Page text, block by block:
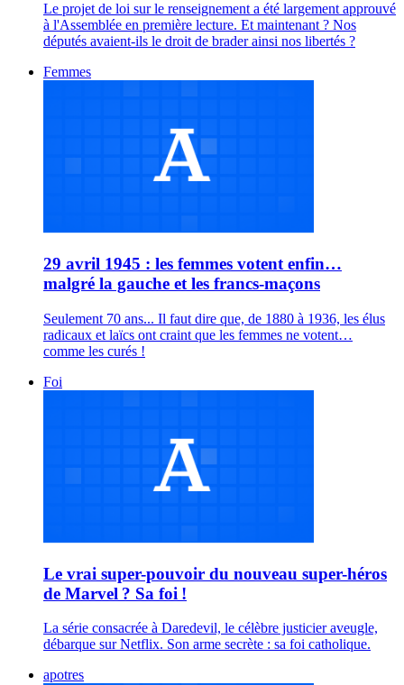
Le projet de loi sur le renseignement a été largement approuvé
à l'Assemblée en première lecture. Et maintenant ? Nos
députés avaient-ils le droit de brader ainsi nos libertés ?
Femmes
29 avril 1945 : les femmes votent enfin…
malgré la gauche et les francs-maçons
Seulement 70 ans... Il faut dire que, de 1880 à 1936, les élus
radicaux et laïcs ont craint que les femmes ne votent…
comme les curés !
Foi
Le vrai super-pouvoir du nouveau super-héros
de Marvel ? Sa foi !
La série consacrée à Daredevil, le célèbre justicier aveugle,
débarque sur Netflix. Son arme secrète : sa foi catholique.
apotres